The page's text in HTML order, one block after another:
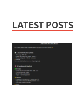
LATEST POSTS